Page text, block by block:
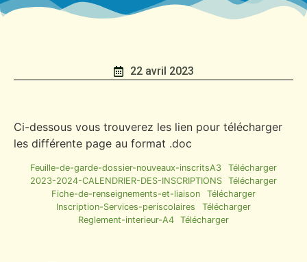
22 avril 2023
Ci-dessous vous trouverez les lien pour télécharger
les différente page au format .doc
Feuille-de-garde-dossier-nouveaux-inscritsA3
Télécharger
2023-2024-CALENDRIER-DES-INSCRIPTIONS
Télécharger
Fiche-de-renseignements-et-liaison
Télécharger
Inscription-Services-periscolaires
Télécharger
Reglement-interieur-A4
Télécharger